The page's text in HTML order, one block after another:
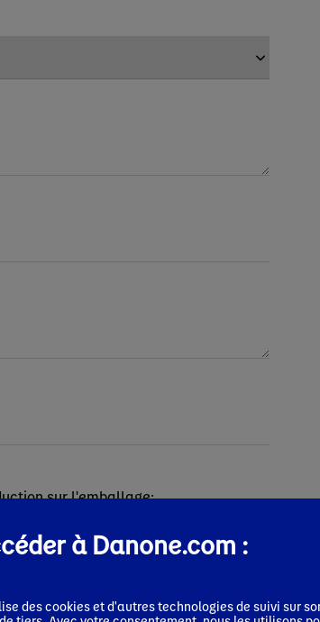
sur l'emballage:
à Danone.com :
des cookies et d'autres technologies de suivi sur